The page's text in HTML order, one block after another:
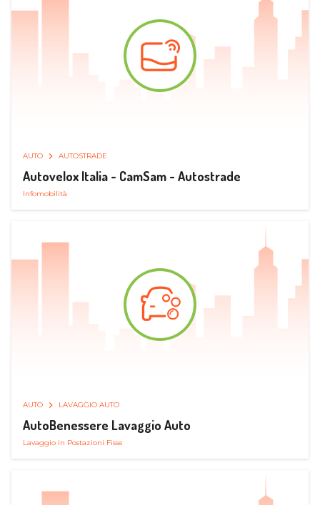
AUTO AUTOSTRADE
Autovelox Italia - CamSam - Autostrade
Infomobilità
AUTO LAVAGGIO AUTO
AutoBenessere Lavaggio Auto
Lavaggio in Postazioni Fisse